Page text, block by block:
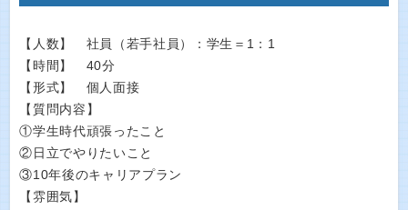
【人数】 社員（若手社員）：学生＝1：1
【時間】 40分
【形式】 個人面接
【質問内容】
①学生時代頑張ったこと
②日立でやりたいこと
③10年後のキャリアプラン
【雰囲気】